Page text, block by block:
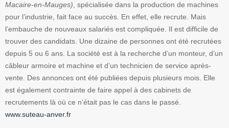
Macaire-en-Mauges), spécialisée dans la production de machines
pour l’industrie, fait face au succès. En effet, elle recrute. Mais
l’embauche de nouveaux salariés est compliquée. Il est difficile de
trouver des candidats. Une dizaine de personnes ont été recrutées
depuis 5 ou 6 ans. La société est à la recherche d’un monteur, d’un
câbleur armoire et machine et d’un technicien de service après-
vente. Des annonces ont été publiées depuis plusieurs mois. Elle
est également contrainte de faire appel à des cabinets de
recrutements là où ce n’était pas le cas dans le passé.
www.suteau-anver.fr